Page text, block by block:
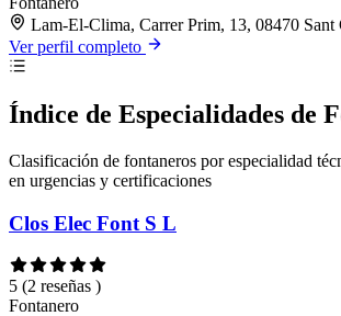
Lam-El-Clima, Carrer Prim, 13, 08470 Sant
Ver perfil completo
Índice de Especialidades de
Clasificación de fontaneros por especialidad
en urgencias y certificaciones
Clos Elec Font S L
5 (2 reseñas )
Fontanero